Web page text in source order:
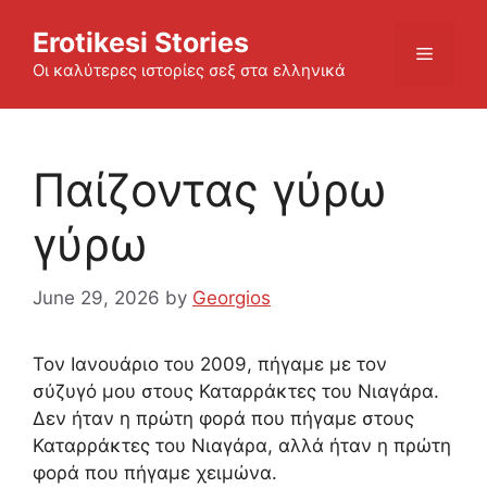
content
Erotikesi Stories
Οι καλύτερες ιστορίες σεξ στα ελληνικά
Menu
Παίζοντας γύρω
γύρω
June 29, 2026 by Georgios
Τον Ιανουάριο του 2009, πήγαμε με τον
σύζυγό μου στους Καταρράκτες του Νιαγάρα.
Δεν ήταν η πρώτη φορά που πήγαμε στους
Καταρράκτες του Νιαγάρα, αλλά ήταν η πρώτη
φορά που πήγαμε χειμώνα.